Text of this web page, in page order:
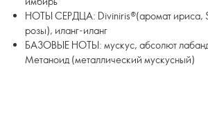
НОТЫ СЕРДЦА: Diviniris®(аромат ириса,
розы), иланг-иланг
БАЗОВЫЕ НОТЫ: мускус, абсолют
Метаноид (металлический мускусный)